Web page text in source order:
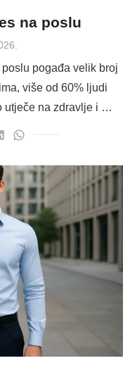
na poslu
pogađa velik broj
više od 60% ljudi
utječe na zdravlje i …